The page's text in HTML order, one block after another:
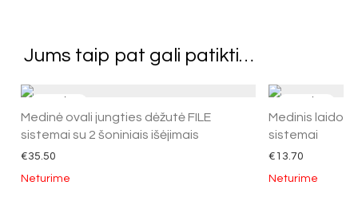
Jums taip pat gali patikti…
Medinė ovali jungties dėžutė FILE
sistemai su 2 šoniniais išėjimais
€35.50
Neturime
Medinis laido
sistemai
€ 13.70
Neturime